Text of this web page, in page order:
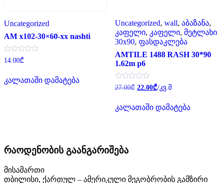
Uncategorized
AM x102-30×60-xx nashti
შეფასება
0
5-
დან
14.00₾
კალათაში დამატება
Uncategorized, wall, აბაზანა,
კაფელი, კაფელი, მეტლახი
30x90, ფასდაკლება
AMTILE 1488 RASH 30*90
1.62m p6
შეფასება
0
5-
დან
27.00₾ Original
price
27.00₾.
22.00₾Current
price
22.00₾.
/კვ.მ
კალათაში დამატება
რაოდენობის გაანგარიშება
მისამართი
თბილისი, ქართულ – ამერიკული მეგობრობის გამზირი